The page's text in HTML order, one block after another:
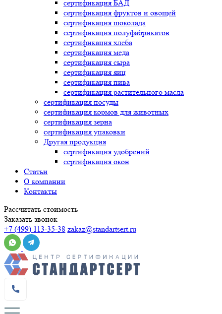
сертификация БАД
сертификация фруктов и овощей
сертификация шоколада
сертификация полуфабрикатов
сертификация хлеба
сертификация меда
сертификация сыра
сертификация яиц
сертификация пива
сертификация растительного масла
сертификация посуды
сертификация кормов для животных
сертификация зерна
сертификация упаковки
Другая продукция
сертификация удобрений
сертификация окон
Статьи
О компании
Контакты
Рассчитать стоимость
Заказать звонок
+7 (499) 113-35-38 zakaz@standartsert.ru